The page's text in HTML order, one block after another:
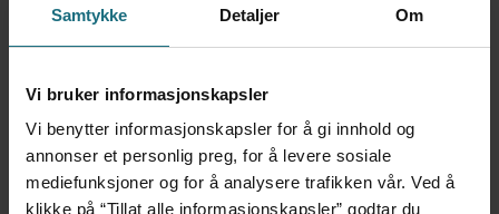
Samtykke Detaljer Om
Vi bruker informasjonskapsler
Vi benytter informasjonskapsler for å gi innhold og
annonser et personlig preg, for å levere sosiale
mediefunksjoner og for å analysere trafikken vår. Ved å
klikke på “Tillat alle informasjonskapsler” godtar du
Ebola-smittetall i Kongo
nærmer seg 4000